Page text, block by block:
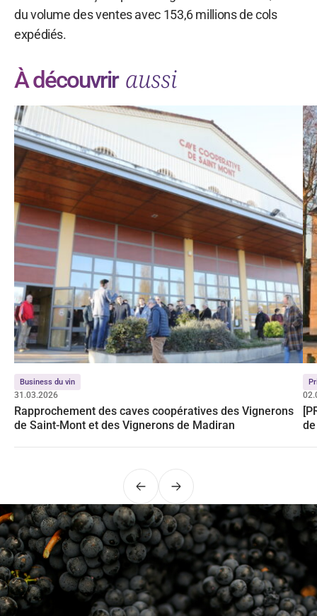
du volume des ventes avec 153,6 millions de cols
expédiés.
À découvrir aussi
Business du vin
31.03.2026
Rapprochement des caves coopératives des Vignerons
de Saint-Mont et des Vignerons de Madiran
PrécédentSuivant